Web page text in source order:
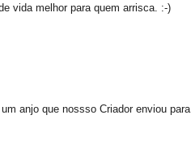
vida melhor para quem arrisca. :-)
anjo que nossso Criador enviou para